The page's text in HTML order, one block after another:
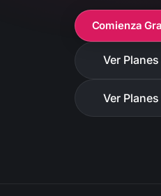
Comienza
Ver
Ver